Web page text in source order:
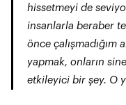
hissetmeyi de
insanlarla beraber
önce çalışmadığım
yapmak, onların
etkileyici bir şey. O